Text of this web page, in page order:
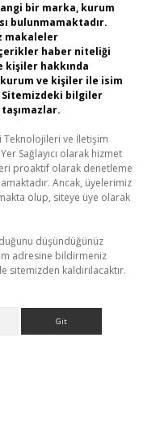
bir marka, kurum
bulunmamaktadır.
makaleler
haber niteliği
kişiler hakkında
kurum ve kişiler ile isim
bilgiler
Teknolojileri ve İletişim
Sağlayıcı olarak hizmet
proaktif olarak denetleme
Ancak, üyelerimiz
olup, siteye üye olarak
düşündüğünüz
adresine bildirmeniz
kaldırılacaktır.